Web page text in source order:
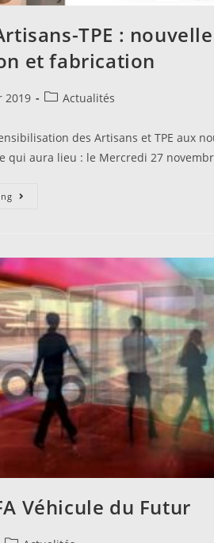
TPE :
et fabrication
2019 Actualités
des Artisans et TPE aux
qui aura lieu : le Mercredi 27
Véhicule du Futur